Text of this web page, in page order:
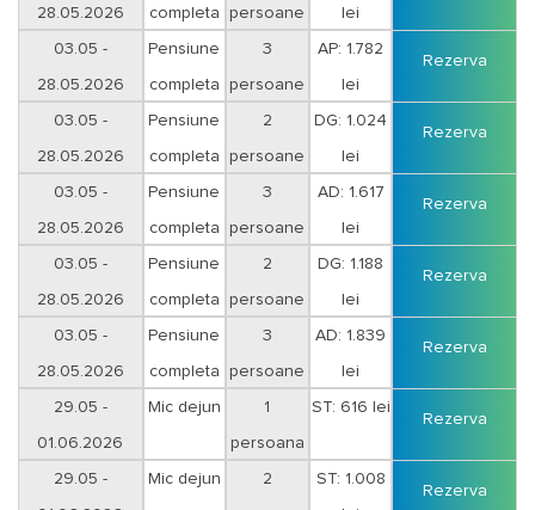
28.05.2026
Vineri-Sambata
completa persoane lei
03.05 -
28.05.2026
Vineri-Sambata
Pensiune
completa
3
persoane
AP: 1.782
lei
Rezerva
03.05 -
28.05.2026
Duminica-Joi
Pensiune
completa
2
persoane
DG: 1.024
lei
Rezerva
03.05 -
28.05.2026
Duminica-Joi
Pensiune
completa
3
persoane
AD: 1.617
lei
Rezerva
03.05 -
28.05.2026
Vineri-Sambata
Pensiune
completa
2
persoane
DG: 1.188
lei
Rezerva
03.05 -
28.05.2026
Vineri-Sambata
Pensiune
completa
3
persoane
AD: 1.839
lei
Rezerva
29.05 -
01.06.2026
Mic dejun 1
persoana
ST: 616 lei
Rezerva
29.05 - Mic dejun 2 ST: 1.008
Rezerva